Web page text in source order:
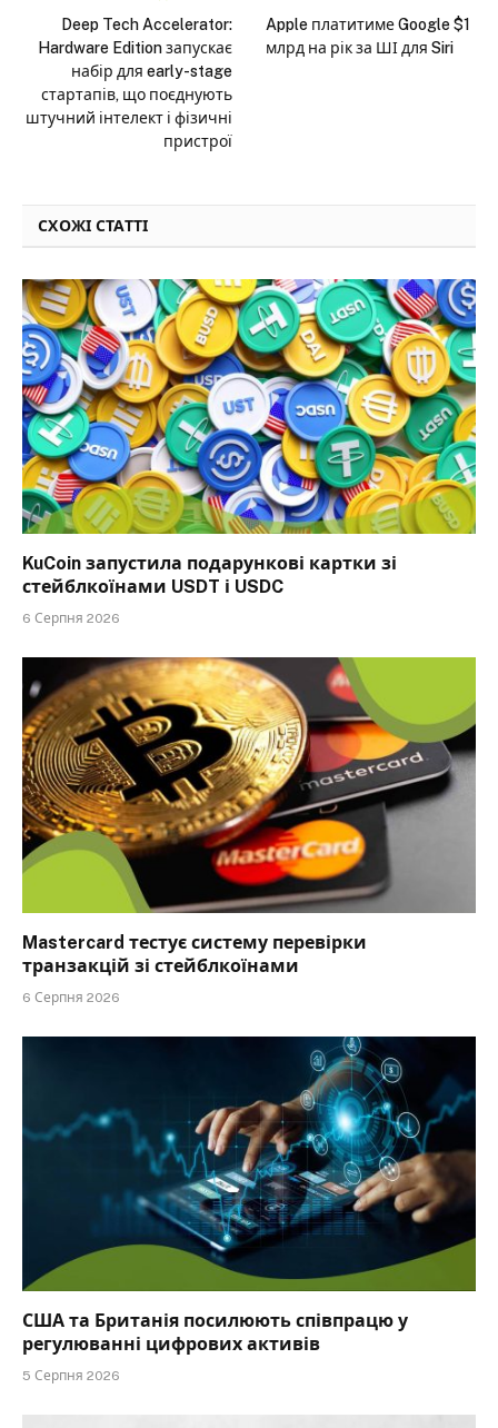
Deep Tech Accelerator:
Hardware Edition запускає
набір для early-stage
стартапів, що поєднують
штучний інтелект і фізичні
пристрої
Apple платитиме Google $1
млрд на рік за ШІ для Siri
СХОЖІ СТАТТІ
KuCoin запустила подарункові картки зі
стейблкоїнами USDT і USDC
6 Серпня 2026
Mastercard тестує систему перевірки
транзакцій зі стейблкоїнами
6 Серпня 2026
США та Британія посилюють співпрацю у
регулюванні цифрових активів
5 Серпня 2026